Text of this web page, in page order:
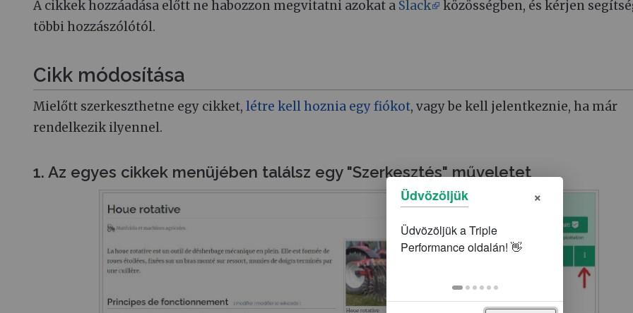
A cikkek hozzáadása előtt ne habozzon megvitatni azokat a Slack
közösségben, és kérjen
többi hozzászólótól.
Cikk módosítása
Mielőtt szerkeszthetne egy cikket, létre kell hoznia egy fiókot, vagy be kell jelentkeznie, ha már
rendelkezik ilyennel.
1. Az egyes cikkek menüjében találsz egy "Szerkesztés" műveletet
Üdvözöljük ×